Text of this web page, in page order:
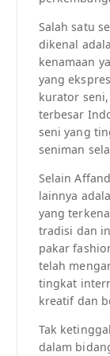
Salah satu
dikenal
kenamaan
yang
kurator
terbesar
seni yang
seniman
Selain
lainnya
yang
tradisi dan
pakar
telah
tingkat
kreatif dan
Tak
dalam